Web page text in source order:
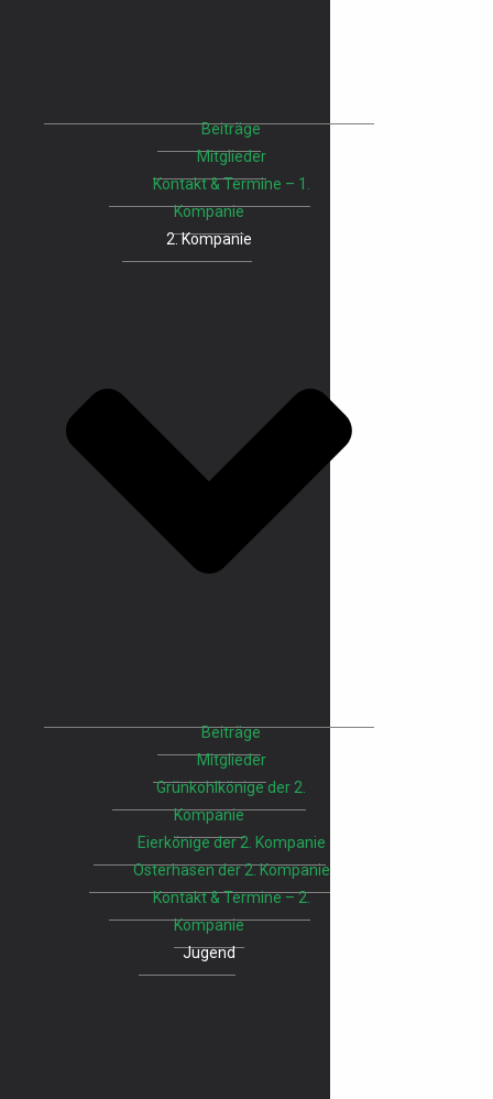
Beiträge
Mitglieder
Kontakt & Termine – 1.
Kompanie
2. Kompanie
Beiträge
Mitglieder
Grünkohlkönige der 2.
Kompanie
Eierkönige der 2. Kompanie
Osterhasen der 2. Kompanie
Kontakt & Termine – 2.
Kompanie
Jugend